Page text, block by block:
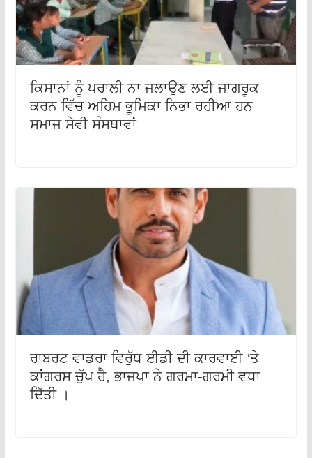
ਕਿਸਾਨਾਂ ਨੂੰ ਪਰਾਲੀ ਨਾ ਜਲਾਉਣ ਲਈ ਜਾਗਰੂਕ
ਕਰਨ ਵਿੱਚ ਅਹਿਮ ਭੂਮਿਕਾ ਨਿਭਾ ਰਹੀਆ ਹਨ
ਸਮਾਜ ਸੇਵੀ ਸੰਸਥਾਵਾਂ
ਰਾਬਰਟ ਵਾਡਰਾ ਵਿਰੁੱਧ ਈਡੀ ਦੀ ਕਾਰਵਾਈ ‘ਤੇ
ਕਾਂਗਰਸ ਚੁੱਪ ਹੈ, ਭਾਜਪਾ ਨੇ ਗਰਮਾ-ਗਰਮੀ ਵਧਾ
ਦਿੱਤੀ ।